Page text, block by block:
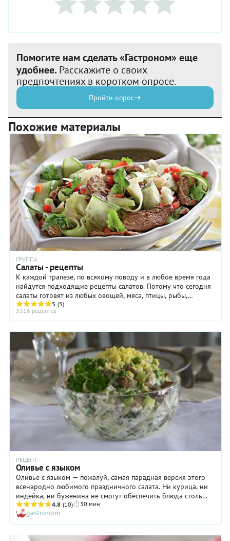
Помогите нам сделать «Гастроном» еще
удобнее. Расскажите о своих
предпочтениях в коротком опросе.
Пройти опрос
Похожие материалы
ГРУППА
Салаты - рецепты
К каждой трапезе, по всякому поводу и в любое время года
найдутся подходящие рецепты салатов. Потому что сегодня
салаты готовят из любых овощей, мяса, птицы, рыбы,
макаронных изделий, крупы и бобовых, ...
5 (5)
3316 рецептов
РЕЦЕПТ
Оливье с языком
Оливье с языком — пожалуй, самая парадная версия этого
всенародно любимого праздничного салата. Ни курица, ни
индейка, ни буженина не смогут обеспечить блюда столь
нежного изысканного вкуса! Конечно, приготовления
подобного оливье займет немало времени, но результат
приятно удивит ваших близких и гостей дома. Обратите
внимание на то, что после варки говяжий язык потребует
4.8 (10) 30 мин
gastronom